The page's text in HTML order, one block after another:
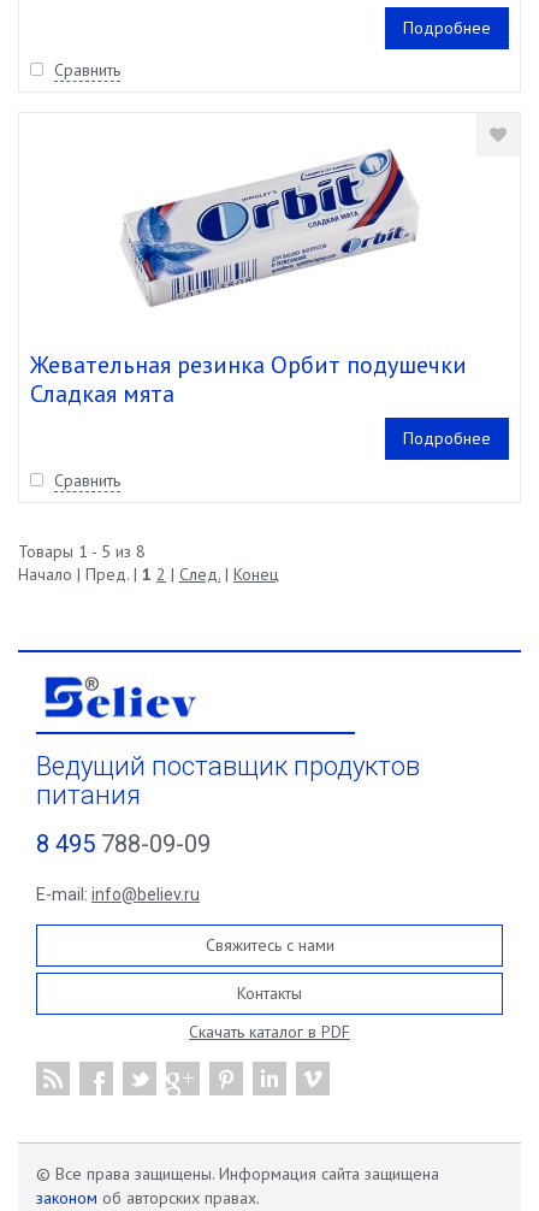
Подробнее
Сравнить
Жевательная резинка Орбит подушечки
Сладкая мята
Подробнее
Сравнить
Товары 1 - 5 из 8
Начало | Пред. | 1 2 | След. | Конец
Ведущий поставщик продуктов
питания
8 495 788-09-09
E-mail: info@believ.ru
Свяжитесь с нами
Контакты
Скачать каталог в PDF
© Все права защищены. Информация сайта защищена
законом об авторских правах.